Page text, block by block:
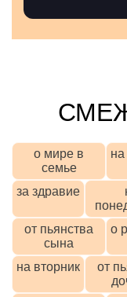
о мире в
семье
на
за здравие
от пьянства
сына
о
на вторник
от